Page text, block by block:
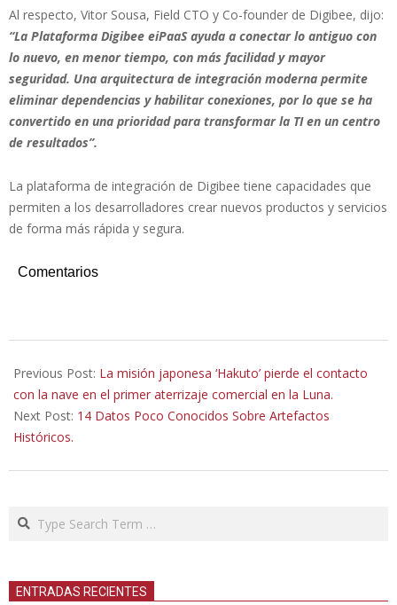
Al respecto, Vitor Sousa, Field CTO y Co-founder de Digibee, dijo:
“La Plataforma Digibee eiPaaS ayuda a conectar lo antiguo con
lo nuevo, en menor tiempo, con más facilidad y mayor
seguridad. Una arquitectura de integración moderna permite
eliminar dependencias y habilitar conexiones, por lo que se ha
convertido en una prioridad para transformar la TI en un centro
de resultados”.
La plataforma de integración de Digibee tiene capacidades que
permiten a los desarrolladores crear nuevos productos y servicios
de forma más rápida y segura.
Comentarios
04-
28
Previous Post: La misión japonesa ‘Hakuto’ pierde el contacto
con la nave en el primer aterrizaje comercial en la Luna.
Next Post: 14 Datos Poco Conocidos Sobre Artefactos
Históricos.
Search
ENTRADAS RECIENTES